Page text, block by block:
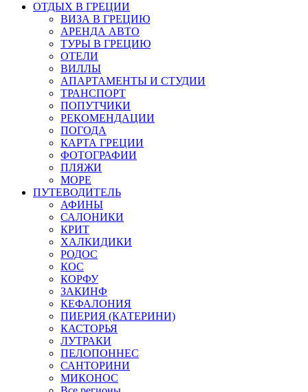
ОТДЫХ В ГРЕЦИИ
ВИЗА В ГРЕЦИЮ
АРЕНДА АВТО
ТУРЫ В ГРЕЦИЮ
ОТЕЛИ
ВИЛЛЫ
АПАРТАМЕНТЫ И СТУДИИ
ТРАНСПОРТ
ПОПУТЧИКИ
РЕКОМЕНДАЦИИ
ПОГОДА
КАРТА ГРЕЦИИ
ФОТОГРАФИИ
ПЛЯЖИ
МОРЕ
ПУТЕВОДИТЕЛЬ
АФИНЫ
САЛОНИКИ
КРИТ
ХАЛКИДИКИ
РОДОС
КОС
КОРФУ
ЗАКИНФ
КЕФАЛОНИЯ
ПИЕРИЯ (КАТЕРИНИ)
КАСТОРЬЯ
ЛУТРАКИ
ПЕЛОПОННЕС
САНТОРИНИ
МИКОНОС